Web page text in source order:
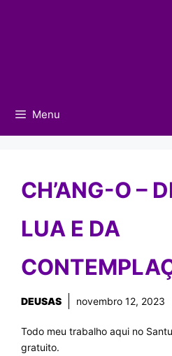
Menu
CH’ANG-O –
LUA E DA
DEUSAS novembro 12, 2023
Todo meu trabalho aqui no
gratuito.